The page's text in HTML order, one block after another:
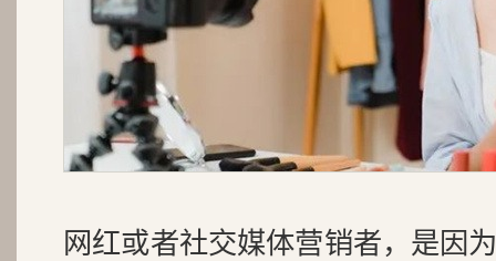
网红或者社交媒体营销者，是因